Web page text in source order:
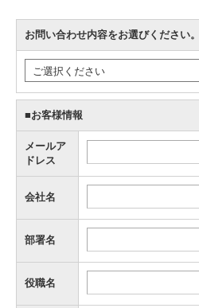
お問い合わせ内容をお選びください。
■お客様情報
メールア
ドレス
会社名
部署名
役職名